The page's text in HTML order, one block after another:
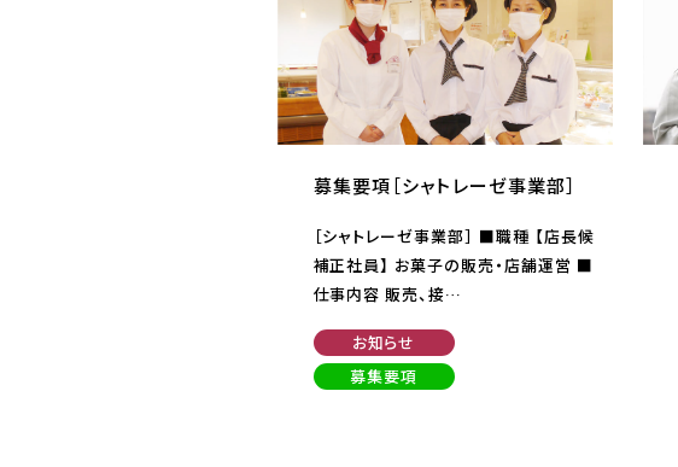
募集要項［シャトレーゼ事業部］
［シャトレーゼ事業部］ ■職種 【店長候
補正社員】 お菓子の販売・店舗運営 ■
仕事内容 販売、接…
お知らせ
募集要項